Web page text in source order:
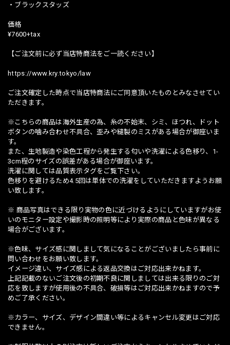
・ブラックスタッズ
価格
¥7600+tax
【ご注文前に必ず当店特商法をご一読ください】
https://www.kry.tokyo/law
ご注文確定した時点で当店特商法にご同意頂いたものとみなさせてい
ただきます。
※こちらの商品は海外生産の為、糸の不始末、シミ、ほつれ、ドット
ボタンの噛み合わせ不具合、歪みや縫製のミスがある場合が御座いま
す。
また、生地製造や染色工程から発生する匂いや洗濯による色移り、1-
3cm程のサイズの誤差がある場合が御座います。
洗濯に関しては品質表示タグをご覧下さい。
色移りを避けるため4.5回は単体での洗濯をしていただきますようお願
い致します。
※ 商品写真はできる限り実物の色に近づけるようにしていますがお使
いのモニター設定や撮影時の照明等により実際の商品と色味が異なる
場合がございます。
※色味、サイズ感に関しまして気になることがございましたら事前に
問い合わせをお願い致します。
イメージ違い、サイズ感による返品交換はご対応出来かねます。
上記記載のないご注文後の初期不良に関しましては出来る限りのご対
応を致しますが使用後の不具合、破損等はご対応出来かねますので予
めご了承ください。
※カラー、サイズ、デザイン間違い等によるキャンセル変更はご対応
できません。